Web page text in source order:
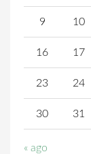
9 10
16 17
23 24
30 31
« ago